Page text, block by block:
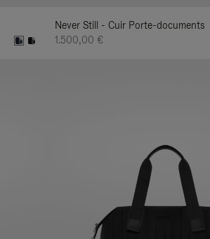
Never Still - Cuir Porte-documents
1.500,00 €